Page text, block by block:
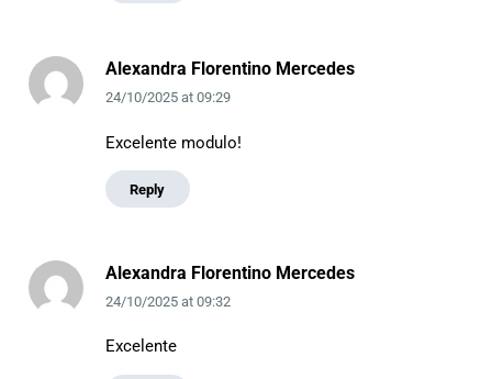
Alexandra Florentino Mercedes
24/10/2025at 09:29
Excelente modulo!
Reply
Alexandra Florentino Mercedes
24/10/2025at 09:32
Excelente